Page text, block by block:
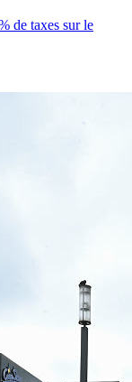
de taxes sur le